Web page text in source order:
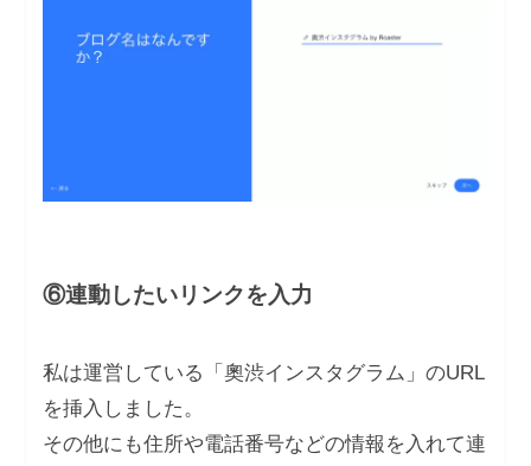
⑥連動したいリンクを入力
私は運営している「奧渋インスタグラム」のURL
を挿入しました。
その他にも住所や電話番号などの情報を入れて連